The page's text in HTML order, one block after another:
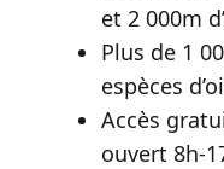
et 2 000m
Plus de 1
espèces
Accès
ouvert 8h-